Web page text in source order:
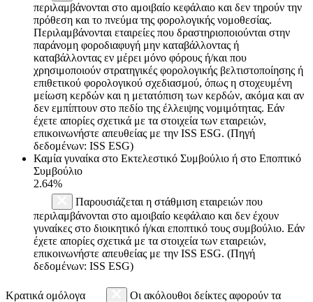
περιλαμβάνονται στο αμοιβαίο κεφάλαιο και δεν τηρούν την
πρόθεση και το πνεύμα της φορολογικής νομοθεσίας.
Περιλαμβάνονται εταιρείες που δραστηριοποιούνται στην
παράνομη φοροδιαφυγή μην καταβάλλοντας ή
καταβάλλοντας εν μέρει μόνο φόρους ή/και που
χρησιμοποιούν στρατηγικές φορολογικής βελτιστοποίησης ή
επιθετικού φορολογικού σχεδιασμού, όπως η στοχευμένη
μείωση κερδών και η μετατόπιση των κερδών, ακόμα και αν
δεν εμπίπτουν στο πεδίο της έλλειψης νομιμότητας. Εάν
έχετε απορίες σχετικά με τα στοιχεία των εταιρειών,
επικοινωνήστε απευθείας με την ISS ESG. (Πηγή
δεδομένων: ISS ESG)
Καμία γυναίκα στο Εκτελεστικό Συμβούλιο ή στο Εποπτικό
Συμβούλιο
2.64%
Παρουσιάζεται η στάθμιση εταιρειών που
περιλαμβάνονται στο αμοιβαίο κεφάλαιο και δεν έχουν
γυναίκες στο διοικητικό ή/και εποπτικό τους συμβούλιο. Εάν
έχετε απορίες σχετικά με τα στοιχεία των εταιρειών,
επικοινωνήστε απευθείας με την ISS ESG. (Πηγή
δεδομένων: ISS ESG)
Κρατικά ομόλογα
Οι ακόλουθοι δείκτες αφορούν τα